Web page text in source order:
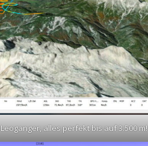
alles perfekt bis auf 3.500 m!